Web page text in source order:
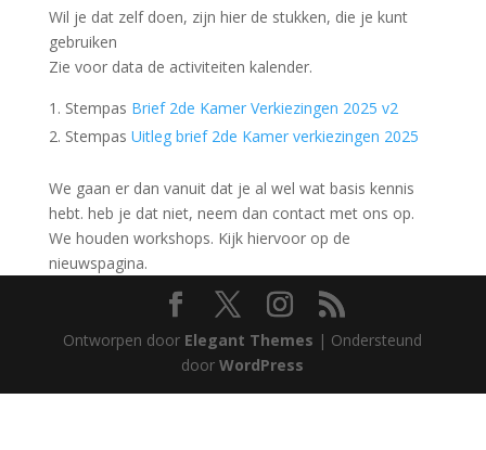
Wil je dat zelf doen, zijn hier de stukken, die je kunt
gebruiken
Zie voor data de activiteiten kalender.
Stempas Brief 2de Kamer Verkiezingen 2025 v2
Stempas Uitleg brief 2de Kamer verkiezingen 2025
We gaan er dan vanuit dat je al wel wat basis kennis
hebt. heb je dat niet, neem dan contact met ons op.
We houden workshops. Kijk hiervoor op de
nieuwspagina.
Ontworpen door Elegant Themes | Ondersteund
doorWordPress